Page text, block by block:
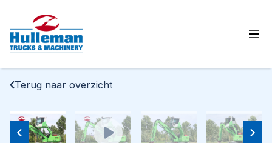
Terug naar overzicht